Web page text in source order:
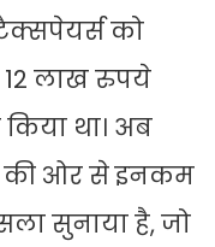
को
12 लाख रुपये
था। अब
की ओर से इनकम
सुनाया है, जो